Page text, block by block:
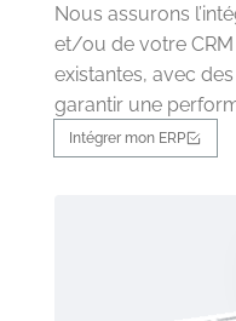
Nous assurons
et/ou de votre
existantes, avec
garantir une
Intégrer mon ERP